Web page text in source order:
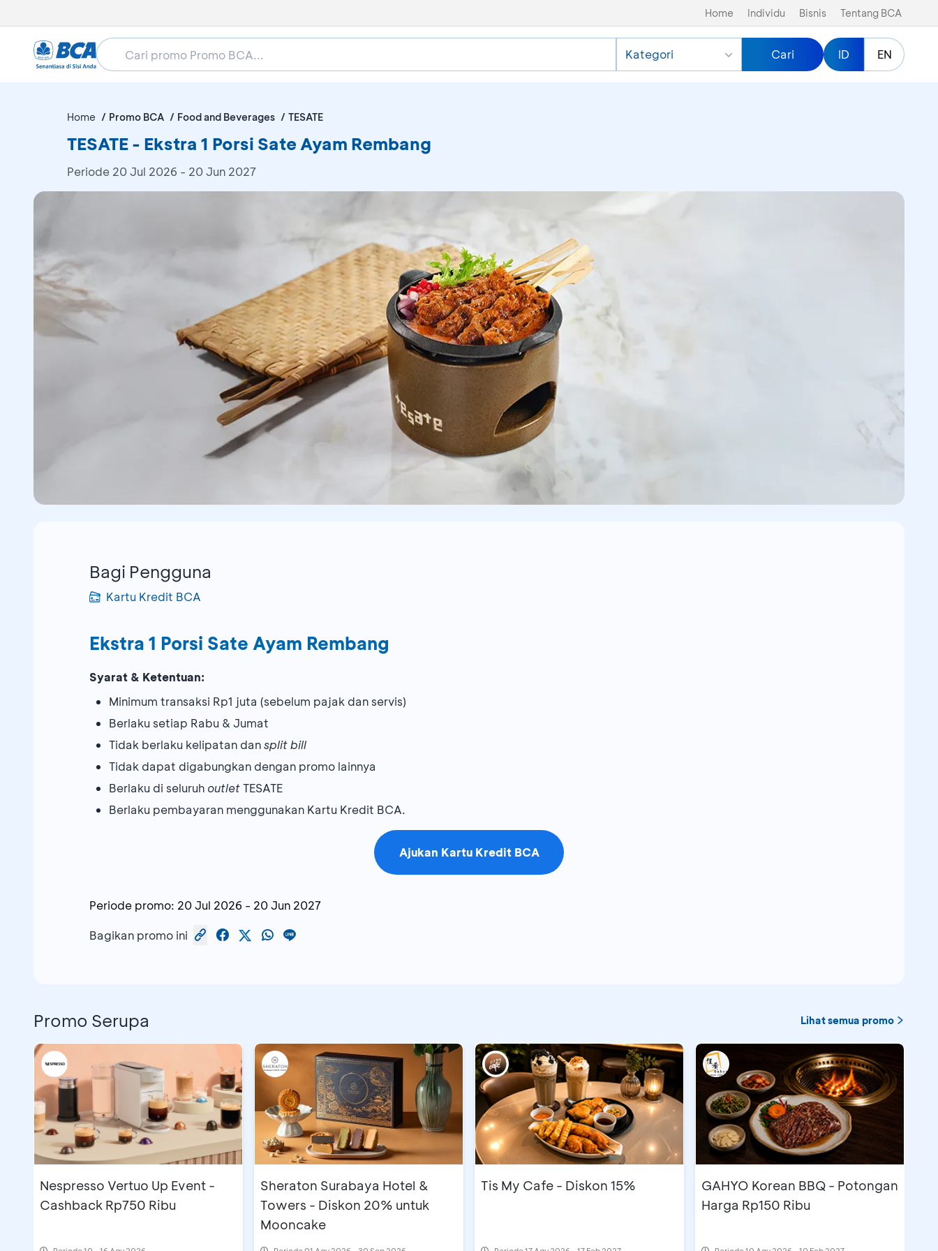
Home Individu Bisnis Tentang BCA
Kategori Cari ID EN
Home Promo BCA Food and Beverages TESATE
TESATE - Ekstra 1 Porsi Sate Ayam Rembang
Periode 20 Jul 2026 - 20 Jun 2027
Bagi Pengguna
Kartu Kredit BCA
Ekstra 1 Porsi Sate Ayam Rembang
Syarat & Ketentuan:
Minimum transaksi Rp1 juta (sebelum pajak dan servis)
Berlaku setiap Rabu & Jumat
Tidak berlaku kelipatan dansplit bill
Tidak dapat digabungkan dengan promo lainnya
Berlaku di seluruh outletTESATE
Berlaku pembayaran menggunakan Kartu Kredit BCA.
Ajukan Kartu Kredit BCA
Periode promo: 20 Jul 2026 - 20 Jun 2027
Bagikan promo ini
Promo Serupa Lihat semua promo
Nespresso Vertuo Up Event -
Cashback Rp750 Ribu
Sheraton Surabaya Hotel &
Towers - Diskon 20% untuk
Mooncake
Tis My Cafe - Diskon 15%
GAHYO Korean BBQ - Potongan
Harga Rp150 Ribu